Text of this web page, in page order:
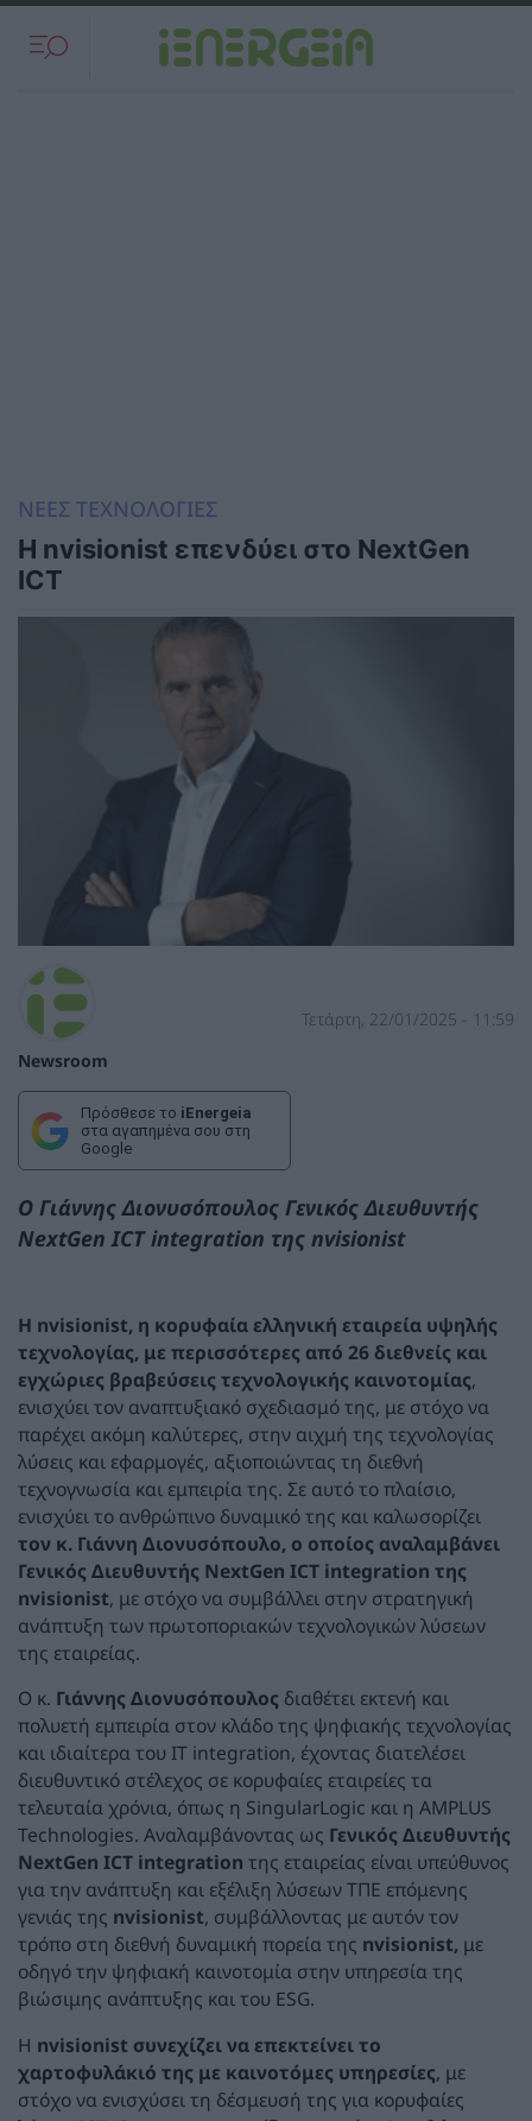
ΝΕΕΣ ΤΕΧΝΟΛΟΓΙΕΣ
Η nvisionist επενδύει στο NextGen
ICT
Newsroom
Τετάρτη, 22/01/2025 - 11:59
Πρόσθεσε το iEnergeia
στα αγαπημένα σου στη
Google
Ο Γιάννης Διονυσόπουλος Γενικός Διευθυντής
NextGen ICT integration της nvisionist
Η nvisionist, η κορυφαία ελληνική εταιρεία υψηλής
τεχνολογίας, με περισσότερες από 26 διεθνείς και
εγχώριες βραβεύσεις τεχνολογικής καινοτομίας,
ενισχύει τον αναπτυξιακό σχεδιασμό της, με στόχο να
παρέχει ακόμη καλύτερες, στην αιχμή της τεχνολογίας
λύσεις και εφαρμογές, αξιοποιώντας τη διεθνή
τεχνογνωσία και εμπειρία της. Σε αυτό το πλαίσιο,
ενισχύει το ανθρώπινο δυναμικό της και καλωσορίζει
τον κ. Γιάννη Διονυσόπουλο, ο οποίος αναλαμβάνει
Γενικός Διευθυντής NextGen ICT integration της
nvisionist, με στόχο να συμβάλλει στην στρατηγική
ανάπτυξη των πρωτοποριακών τεχνολογικών λύσεων
της εταιρείας.
Ο κ. Γιάννης Διονυσόπουλος διαθέτει εκτενή και
πολυετή εμπειρία στον κλάδο της ψηφιακής τεχνολογίας
και ιδιαίτερα του IT integration, έχοντας διατελέσει
διευθυντικό στέλεχος σε κορυφαίες εταιρείες τα
τελευταία χρόνια, όπως η SingularLogic και η AMPLUS
Technologies. Αναλαμβάνοντας ως Γενικός Διευθυντής
NextGen ICT integration της εταιρείας είναι υπεύθυνος
για την ανάπτυξη και εξέλιξη λύσεων ΤΠΕ επόμενης
γενιάς της nvisionist, συμβάλλοντας με αυτόν τον
τρόπο στη διεθνή δυναμική πορεία της nvisionist, με
οδηγό την ψηφιακή καινοτομία στην υπηρεσία της
βιώσιμης ανάπτυξης και του ESG.
Η nvisionist συνεχίζει να επεκτείνει το
χαρτοφυλάκιό της με καινοτόμες υπηρεσίες, με
στόχο να ενισχύσει τη δέσμευσή της για κορυφαίες